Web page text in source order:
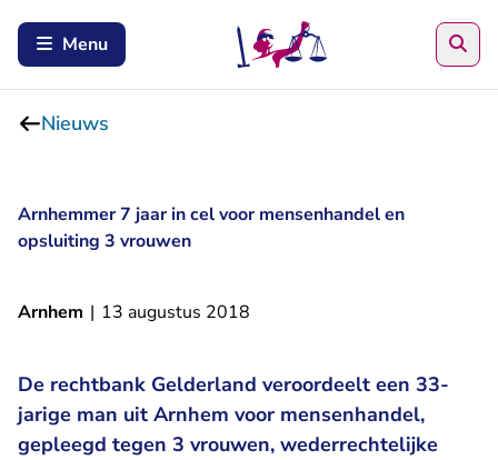
Menu
Nieuws
Arnhemmer 7 jaar in cel voor mensenhandel en
opsluiting 3 vrouwen
Arnhem | 13 augustus 2018
De rechtbank Gelderland veroordeelt een 33-
jarige man uit Arnhem voor mensenhandel,
gepleegd tegen 3 vrouwen, wederrechtelijke